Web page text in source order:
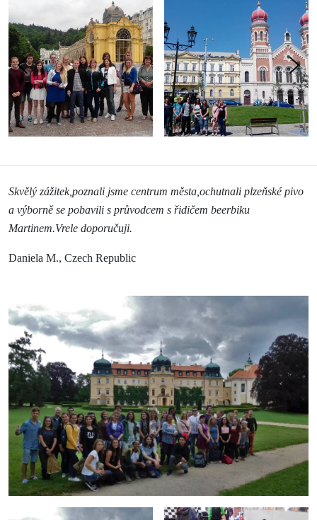
Skvělý zážitek,poznali jsme centrum města,ochutnali plzeňské pivo
a výborně se pobavili s průvodcem s řidičem beerbiku
Martinem.Vrele doporučuji.
Daniela M., Czech Republic